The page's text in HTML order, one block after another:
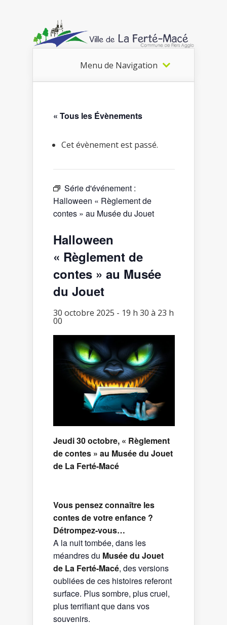
Menu de Navigation
« Tous les Évènements
Cet évènement est passé.
Série d'événement :
Halloween « Règlement de
contes » au Musée du Jouet
Halloween
« Règlement de
contes » au Musée
du Jouet
30 octobre 2025 - 19 h 30 à 23 h
00
Jeudi 30 octobre, « Règlement
de contes » au Musée du Jouet
de La Ferté-Macé
Vous pensez connaître les
contes de votre enfance ?
Détrompez-vous…
A la nuit tombée, dans les
méandres du Musée du Jouet
de La Ferté-Macé, des versions
oubliées de ces histoires referont
surface. Plus sombre, plus cruel,
plus terrifiant que dans vos
souvenirs.